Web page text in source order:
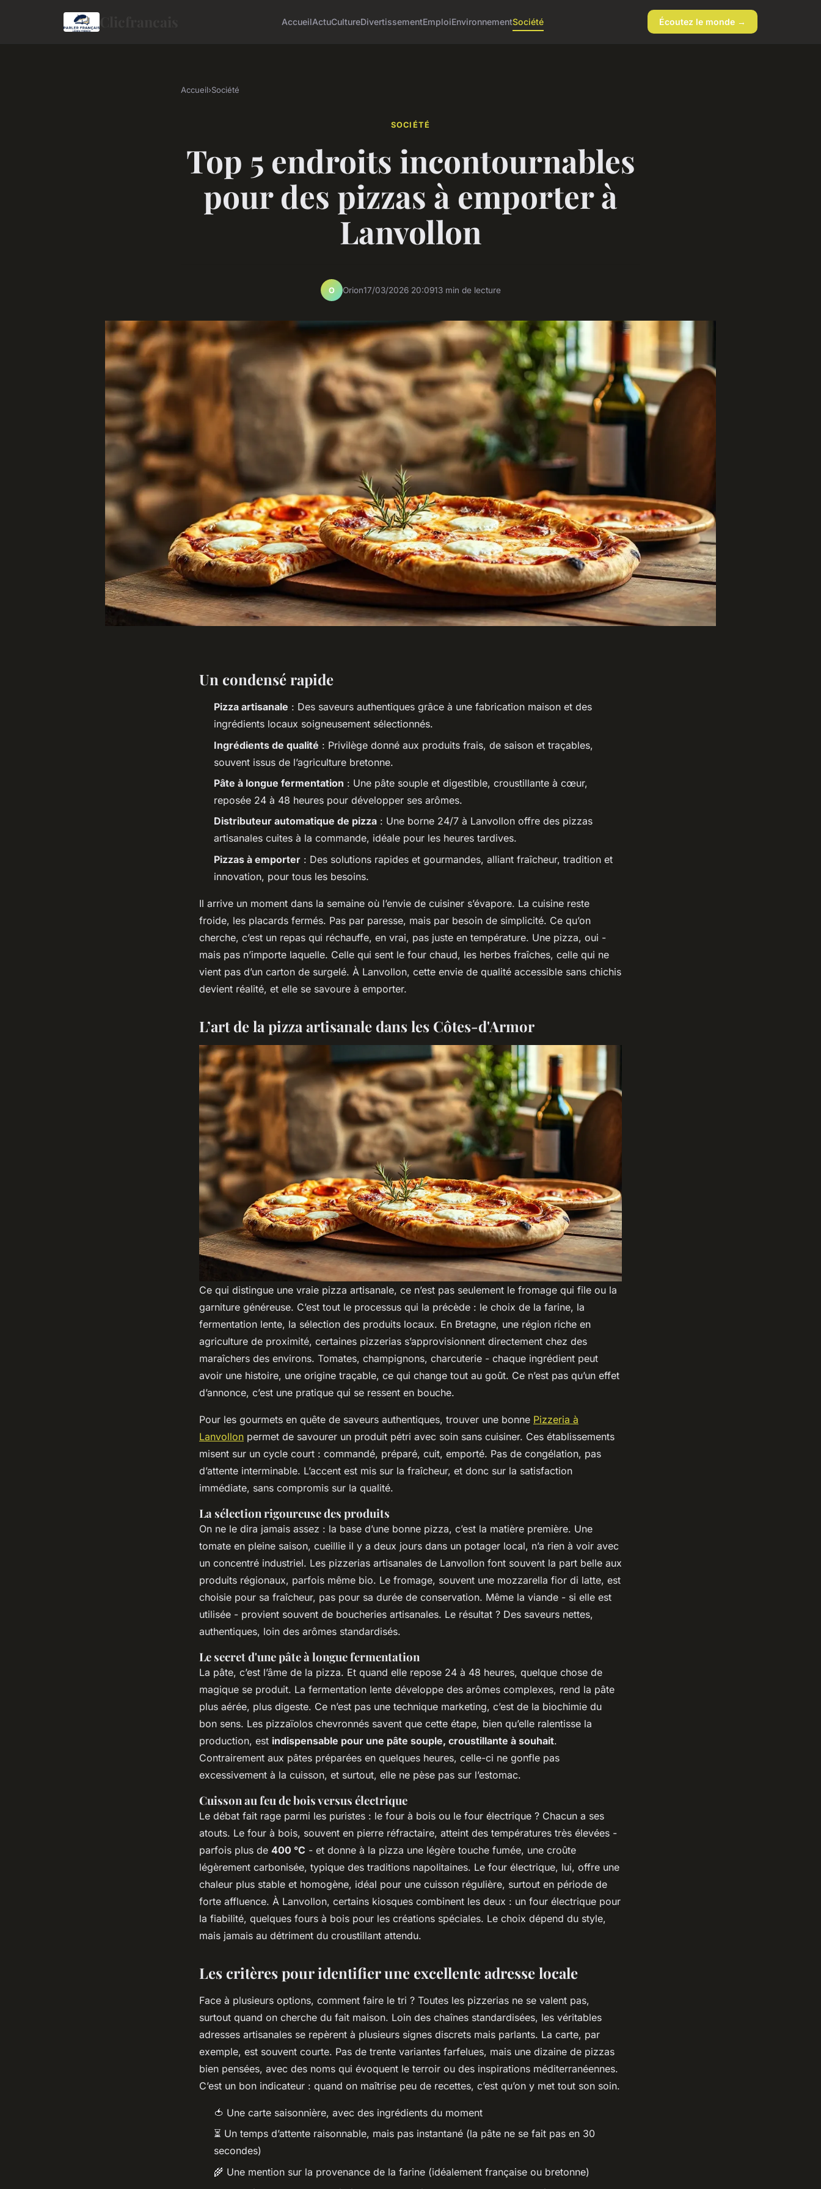
Clicfrancais AccueilActuCultureDivertissementEmploiEnvironnementSociété Écoutez le monde →
Accueil›Société
SOCIÉTÉ
Top 5 endroits incontournables
pour des pizzas à emporter à
Lanvollon
O Orion17/03/2026 20:0913 min de lecture
Un condensé rapide
Pizza artisanale : Des saveurs authentiques grâce à une fabrication maison et des
ingrédients locaux soigneusement sélectionnés.
Ingrédients de qualité : Privilège donné aux produits frais, de saison et traçables,
souvent issus de l’agriculture bretonne.
Pâte à longue fermentation : Une pâte souple et digestible, croustillante à cœur,
reposée 24 à 48 heures pour développer ses arômes.
Distributeur automatique de pizza : Une borne 24/7 à Lanvollon offre des pizzas
artisanales cuites à la commande, idéale pour les heures tardives.
Pizzas à emporter : Des solutions rapides et gourmandes, alliant fraîcheur, tradition et
innovation, pour tous les besoins.
Il arrive un moment dans la semaine où l’envie de cuisiner s’évapore. La cuisine reste
froide, les placards fermés. Pas par paresse, mais par besoin de simplicité. Ce qu’on
cherche, c’est un repas qui réchauffe, en vrai, pas juste en température. Une pizza, oui -
mais pas n’importe laquelle. Celle qui sent le four chaud, les herbes fraîches, celle qui ne
vient pas d’un carton de surgelé. À Lanvollon, cette envie de qualité accessible sans chichis
devient réalité, et elle se savoure à emporter.
L’art de la pizza artisanale dans les Côtes-d'Armor
Ce qui distingue une vraie pizza artisanale, ce n’est pas seulement le fromage qui file ou la
garniture généreuse. C’est tout le processus qui la précède : le choix de la farine, la
fermentation lente, la sélection des produits locaux. En Bretagne, une région riche en
agriculture de proximité, certaines pizzerias s’approvisionnent directement chez des
maraîchers des environs. Tomates, champignons, charcuterie - chaque ingrédient peut
avoir une histoire, une origine traçable, ce qui change tout au goût. Ce n’est pas qu’un effet
d’annonce, c’est une pratique qui se ressent en bouche.
Pour les gourmets en quête de saveurs authentiques, trouver une bonne Pizzeria à
Lanvollon permet de savourer un produit pétri avec soin sans cuisiner. Ces établissements
misent sur un cycle court : commandé, préparé, cuit, emporté. Pas de congélation, pas
d’attente interminable. L’accent est mis sur la fraîcheur, et donc sur la satisfaction
immédiate, sans compromis sur la qualité.
La sélection rigoureuse des produits
On ne le dira jamais assez : la base d’une bonne pizza, c’est la matière première. Une
tomate en pleine saison, cueillie il y a deux jours dans un potager local, n’a rien à voir avec
un concentré industriel. Les pizzerias artisanales de Lanvollon font souvent la part belle aux
produits régionaux, parfois même bio. Le fromage, souvent une mozzarella fior di latte, est
choisie pour sa fraîcheur, pas pour sa durée de conservation. Même la viande - si elle est
utilisée - provient souvent de boucheries artisanales. Le résultat ? Des saveurs nettes,
authentiques, loin des arômes standardisés.
Le secret d'une pâte à longue fermentation
La pâte, c’est l’âme de la pizza. Et quand elle repose 24 à 48 heures, quelque chose de
magique se produit. La fermentation lente développe des arômes complexes, rend la pâte
plus aérée, plus digeste. Ce n’est pas une technique marketing, c’est de la biochimie du
bon sens. Les pizzaïolos chevronnés savent que cette étape, bien qu’elle ralentisse la
production, est indispensable pour une pâte souple, croustillante à souhait.
Contrairement aux pâtes préparées en quelques heures, celle-ci ne gonfle pas
excessivement à la cuisson, et surtout, elle ne pèse pas sur l’estomac.
Cuisson au feu de bois versus électrique
Le débat fait rage parmi les puristes : le four à bois ou le four électrique ? Chacun a ses
atouts. Le four à bois, souvent en pierre réfractaire, atteint des températures très élevées -
parfois plus de 400 °C - et donne à la pizza une légère touche fumée, une croûte
légèrement carbonisée, typique des traditions napolitaines. Le four électrique, lui, offre une
chaleur plus stable et homogène, idéal pour une cuisson régulière, surtout en période de
forte affluence. À Lanvollon, certains kiosques combinent les deux : un four électrique pour
la fiabilité, quelques fours à bois pour les créations spéciales. Le choix dépend du style,
mais jamais au détriment du croustillant attendu.
Les critères pour identifier une excellente adresse locale
Face à plusieurs options, comment faire le tri ? Toutes les pizzerias ne se valent pas,
surtout quand on cherche du fait maison. Loin des chaînes standardisées, les véritables
adresses artisanales se repèrent à plusieurs signes discrets mais parlants. La carte, par
exemple, est souvent courte. Pas de trente variantes farfelues, mais une dizaine de pizzas
bien pensées, avec des noms qui évoquent le terroir ou des inspirations méditerranéennes.
C’est un bon indicateur : quand on maîtrise peu de recettes, c’est qu’on y met tout son soin.
🍅 Une carte saisonnière, avec des ingrédients du moment
⏳ Un temps d’attente raisonnable, mais pas instantané (la pâte ne se fait pas en 30
secondes)
🌾 Une mention sur la provenance de la farine (idéalement française ou bretonne)